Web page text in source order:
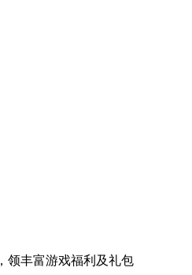
，领丰富游戏福利 及礼包